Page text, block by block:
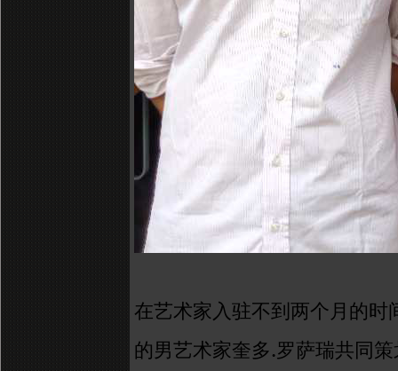
在艺术家入驻不到两个月的
的男艺术家奎多.罗萨瑞共同